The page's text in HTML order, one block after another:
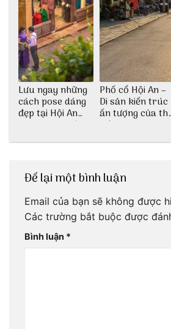
Lưu ngay những
cách pose dáng
đẹp tại Hội An
cho dân nghiện
Phố cổ Hội An –
Di sản kiến trúc
ấn tượng của
giới
Để lại một bình luận
Email của bạn sẽ không được
Các trường bắt buộc được
Bình luận *